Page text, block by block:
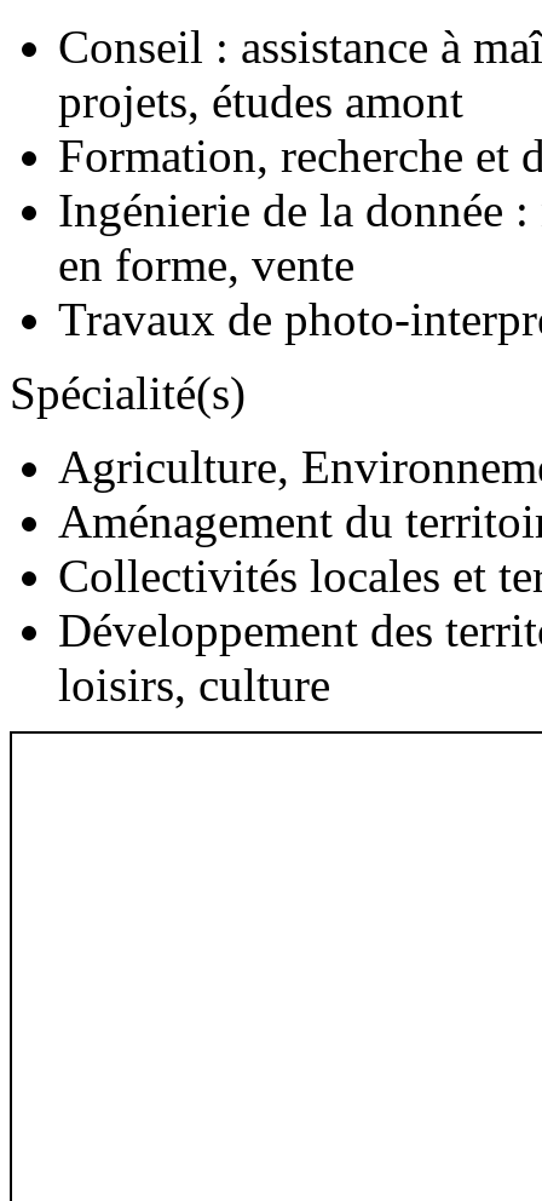
Conseil : assistance à
projets, études amont
Formation, recherche et
Ingénierie de la donnée
en forme, vente
Travaux de photo-
Spécialité(s)
Agriculture,
Aménagement du
Collectivités locales et
Développement des
loisirs, culture